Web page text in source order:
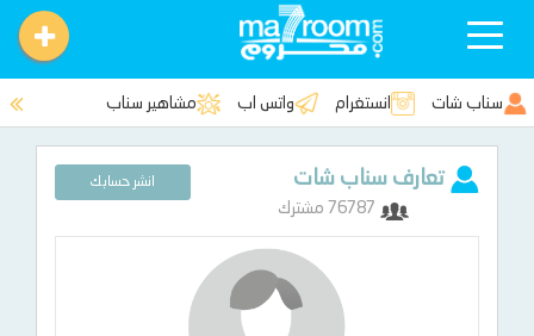
Toggle
سناب شات انستغرام واتس اب مشاهير سناب
تعارف سناب شات انشر حسابك